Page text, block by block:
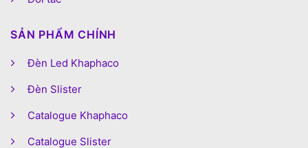
SẢN PHẨM CHÍNH
Đèn Led Khaphaco
Đèn Slister
Catalogue Khaphaco
Catalogue Slister